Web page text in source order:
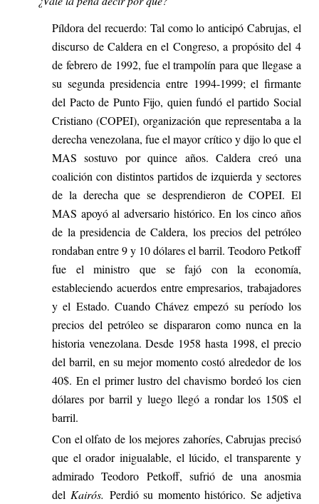
Píldora del recuerdo: Tal como lo anticipó Cabrujas, el
discurso de Caldera en el Congreso, a propósito del 4
de febrero de 1992, fue el trampolín para que llegase a
su segunda presidencia entre 1994-1999; el firmante
del Pacto de Punto Fijo, quien fundó el partido Social
Cristiano (COPEI), organización que representaba a la
derecha venezolana, fue el mayor crítico y dijo lo que el
MAS sostuvo por quince años. Caldera creó una
coalición con distintos partidos de izquierda y sectores
de la derecha que se desprendieron de COPEI. El
MAS apoyó al adversario histórico. En los cinco años
de la presidencia de Caldera, los precios del petróleo
rondaban entre 9 y 10 dólares el barril. Teodoro Petkoff
fue el ministro que se fajó con la economía,
estableciendo acuerdos entre empresarios, trabajadores
y el Estado. Cuando Chávez empezó su período los
precios del petróleo se dispararon como nunca en la
historia venezolana. Desde 1958 hasta 1998, el precio
del barril, en su mejor momento costó alrededor de los
40$. En el primer lustro del chavismo bordeó los cien
dólares por barril y luego llegó a rondar los 150$ el
barril.
Con el olfato de los mejores zahoríes, Cabrujas precisó
que el orador inigualable, el lúcido, el transparente y
admirado Teodoro Petkoff, sufrió de una anosmia
del Kairós. Perdió su momento histórico. Se adjetiva